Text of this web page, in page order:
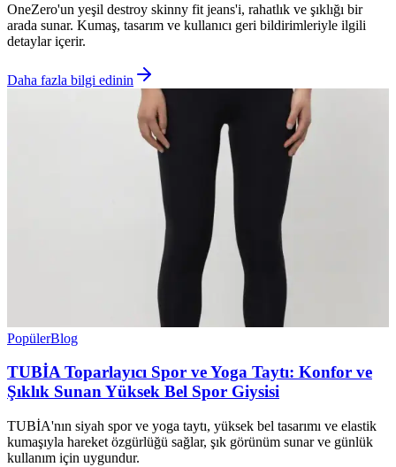
OneZero'un yeşil destroy skinny fit jeans'i, rahatlık ve şıklığı bir
arada sunar. Kumaş, tasarım ve kullanıcı geri bildirimleriyle ilgili
detaylar içerir.
Daha fazla bilgi edinin
PopülerBlog
TUBİA Toparlayıcı Spor ve Yoga Taytı: Konfor ve
Şıklık Sunan Yüksek Bel Spor Giysisi
TUBİA'nın siyah spor ve yoga taytı, yüksek bel tasarımı ve elastik
kumaşıyla hareket özgürlüğü sağlar, şık görünüm sunar ve günlük
kullanım için uygundur.